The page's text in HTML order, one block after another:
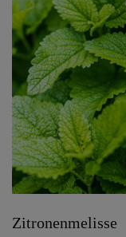
Zitronenmelisse